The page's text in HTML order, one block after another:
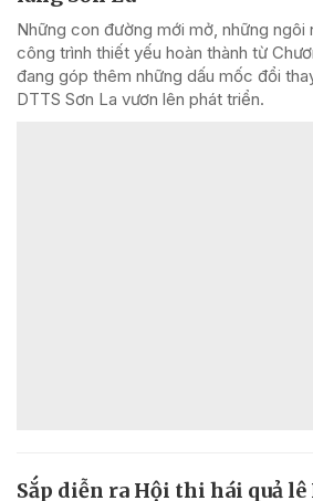
Những con đường mới mở, những ngôi
công trình thiết yếu hoàn thành từ
đang góp thêm những dấu mốc đổi
DTTS Sơn La vươn lên phát triển.
Sắp diễn ra Hội thi hái quả